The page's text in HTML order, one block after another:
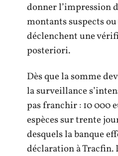
donner l’impression
montants suspects
déclenchent une
posteriori.
Dès que la somme
la surveillance
pas franchir : 10 000
espèces sur trente
desquels la banque
déclaration à Tracfin.